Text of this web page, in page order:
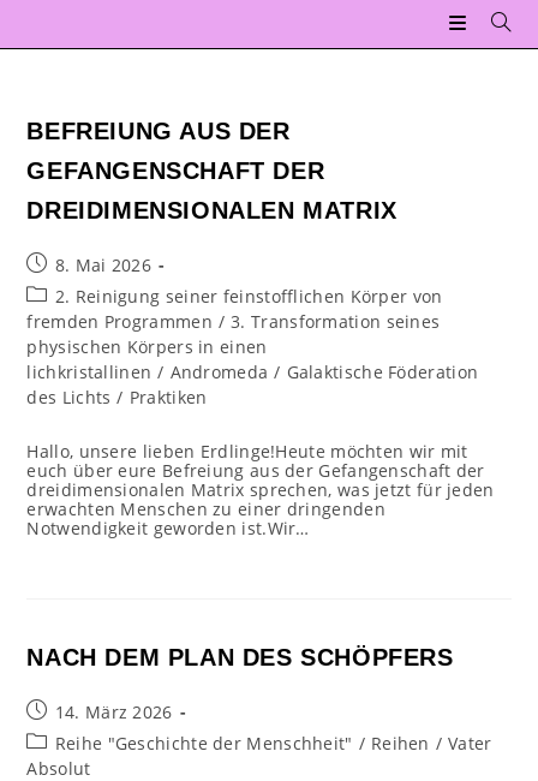
springen
BEFREIUNG AUS DER
GEFANGENSCHAFT DER
DREIDIMENSIONALEN MATRIX
Beitrag
veröffentlicht:
8. Mai 2026
Beitrags-
Kategorie:
2. Reinigung seiner feinstofflichen Körper von
fremden Programmen / 3. Transformation seines
physischen Körpers in einen
lichkristallinen / Andromeda / Galaktische Föderation
des Lichts / Praktiken
Hallo, unsere lieben Erdlinge!Heute möchten wir mit
euch über eure Befreiung aus der Gefangenschaft der
dreidimensionalen Matrix sprechen, was jetzt für jeden
erwachten Menschen zu einer dringenden
Notwendigkeit geworden ist.Wir…
NACH DEM PLAN DES SCHÖPFERS
Beitrag
veröffentlicht:
14. März 2026
Beitrags-
Kategorie:
Reihe "Geschichte der Menschheit" / Reihen / Vater
Absolut